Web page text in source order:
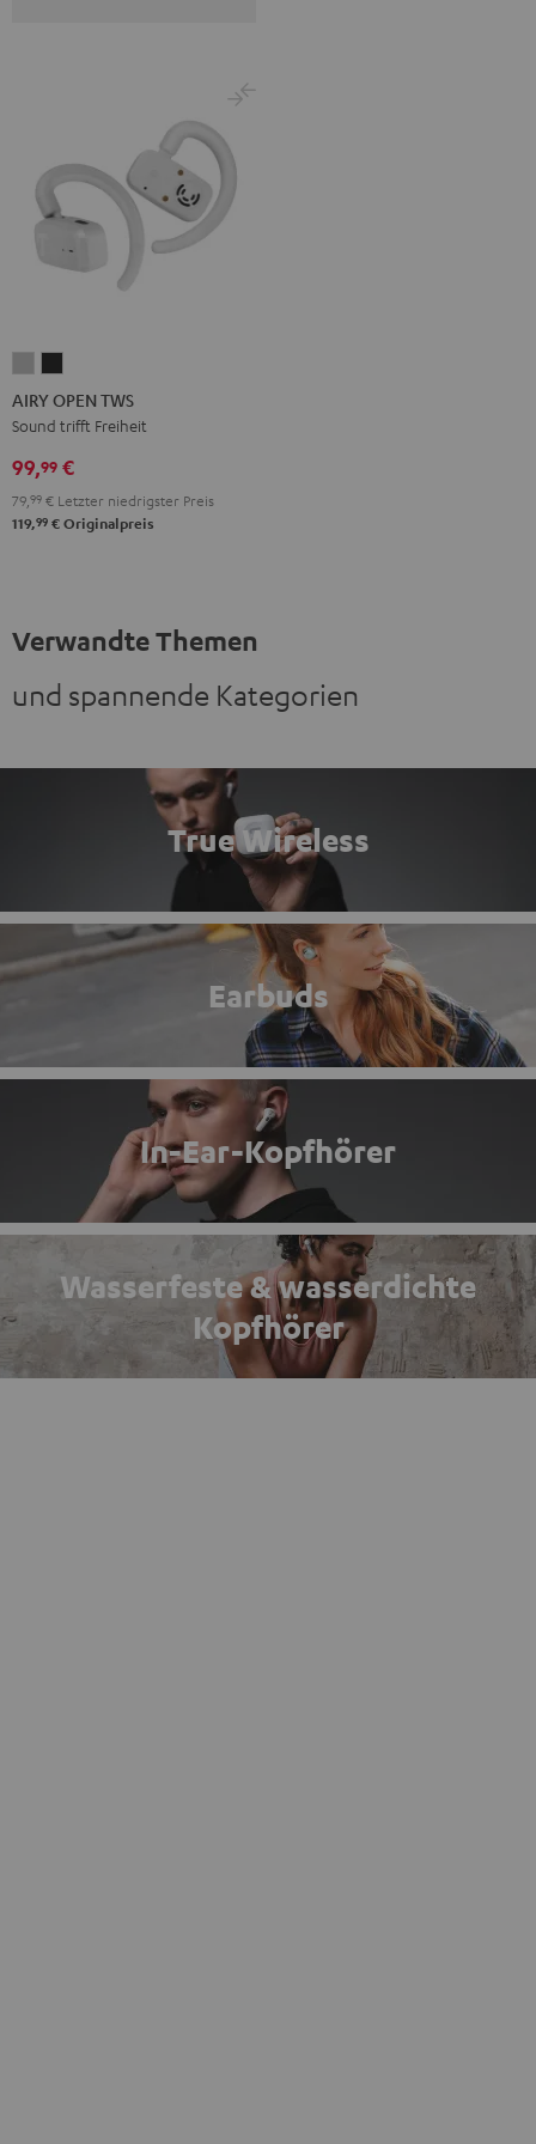
OPEN
TWS
Gray
OPEN
TWS
Black
AIRY OPEN TWS
Sound trifft Freiheit
99,99 €
79, 99 € Letzter niedrigster Preis
119,99 € Originalpreis
Verwandte Themen
und spannende Kategorien
True Wireless
Earbuds
In-Ear-Kopfhörer
Wasserfeste & wasserdichte
Kopfhörer